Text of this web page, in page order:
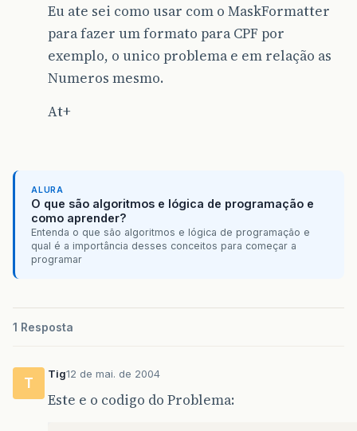
Eu ate sei como usar com o MaskFormatter
para fazer um formato para CPF por
exemplo, o unico problema e em relação as
Numeros mesmo.
At+
ALURA
O que são algoritmos e lógica de programação e
como aprender?
Entenda o que são algoritmos e lógica de programação e
qual é a importância desses conceitos para começar a
programar
1 Resposta
T
Tig12 de mai. de 2004
Este e o codigo do Problema: